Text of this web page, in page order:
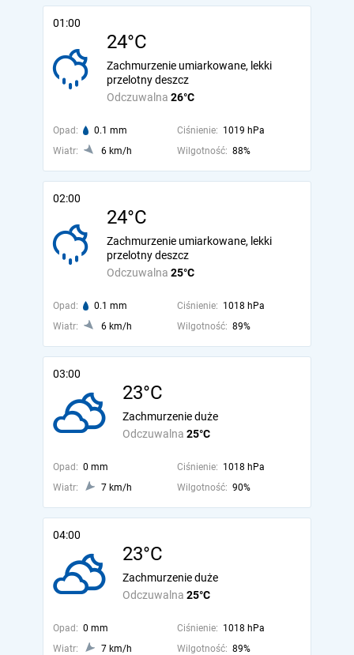
01:00
24°C
Odczuwalna 26°C
Zachmurzenie umiarkowane, lekki
przelotny deszcz
Opad: 0.1 mm Ciśnienie: 1019 hPa
Wiatr:
6 km/h Wilgotność: 88%
02:00
24°C
Odczuwalna 25°C
Zachmurzenie umiarkowane, lekki
przelotny deszcz
Opad: 0.1 mm Ciśnienie: 1018 hPa
Wiatr:
6 km/h Wilgotność: 89%
03:00
23°C
Odczuwalna 25°C
Zachmurzenie duże
Opad: 0 mm Ciśnienie: 1018 hPa
Wiatr:
7 km/h Wilgotność: 90%
04:00
23°C
Odczuwalna 25°C
Zachmurzenie duże
Opad: 0 mm Ciśnienie: 1018 hPa
Wiatr:
7 km/h Wilgotność: 89%